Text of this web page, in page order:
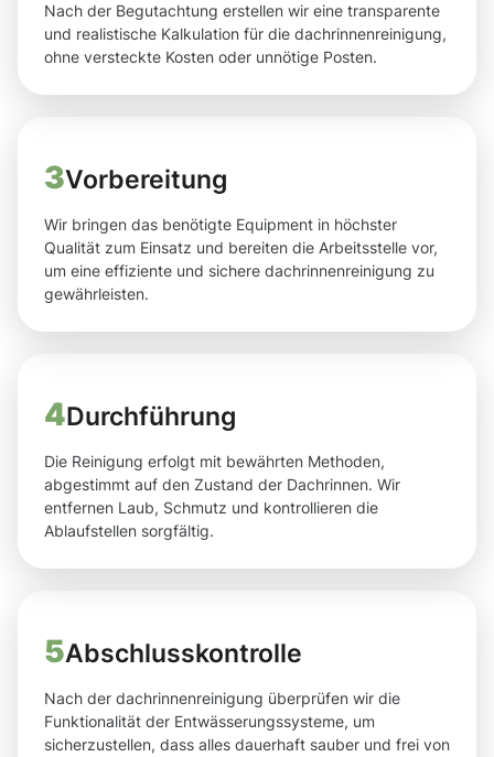
Nach der Begutachtung erstellen wir eine transparente
und realistische Kalkulation für die dachrinnenreinigung,
ohne versteckte Kosten oder unnötige Posten.
3Vorbereitung
Wir bringen das benötigte Equipment in höchster
Qualität zum Einsatz und bereiten die Arbeitsstelle vor,
um eine effiziente und sichere dachrinnenreinigung zu
gewährleisten.
4Durchführung
Die Reinigung erfolgt mit bewährten Methoden,
abgestimmt auf den Zustand der Dachrinnen. Wir
entfernen Laub, Schmutz und kontrollieren die
Ablaufstellen sorgfältig.
5Abschlusskontrolle
Nach der dachrinnenreinigung überprüfen wir die
Funktionalität der Entwässerungssysteme, um
sicherzustellen, dass alles dauerhaft sauber und frei von